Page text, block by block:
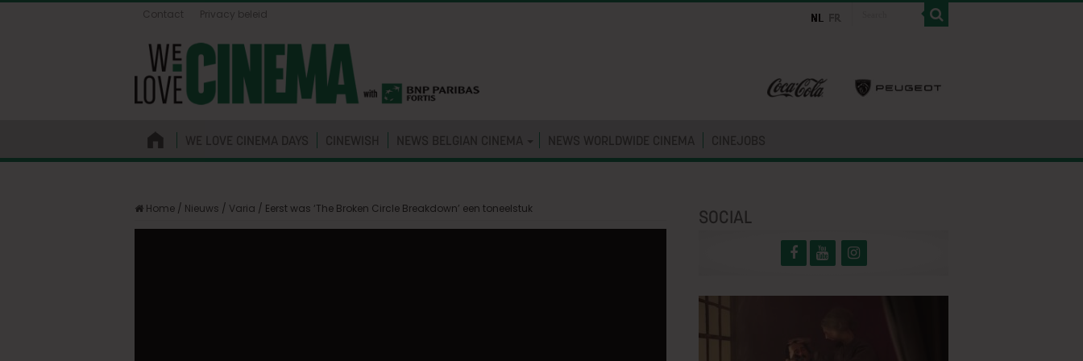
Contact Privacy beleid
WE LOVE CINEMA DAYS CINEWISH NEWS BELGIAN CINEMA NEWS WORLDWIDE CINEMA CINEJOBS
Home / Nieuws / Varia / Eerst was ‘The Broken Circle Breakdown’ een toneelstuk SOCIAL